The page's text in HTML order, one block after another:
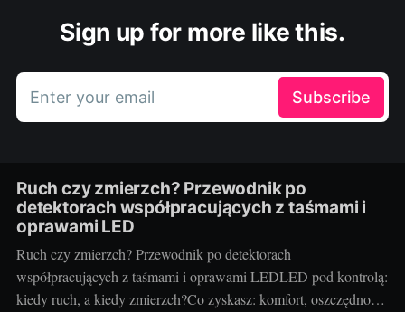
Sign up for more like this.
Enter your email Subscribe
Ruch czy zmierzch? Przewodnik po
detektorach współpracujących z taśmami i
oprawami LED
Ruch czy zmierzch? Przewodnik po detektorach
współpracujących z taśmami i oprawami LEDLED pod kontrolą:
kiedy ruch, a kiedy zmierzch?Co zyskasz: komfort, oszczędność